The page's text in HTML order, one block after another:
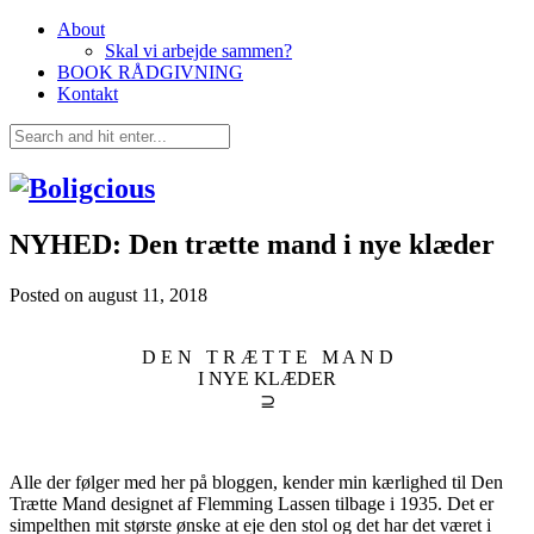
About
Skal vi arbejde sammen?
BOOK RÅDGIVNING
Kontakt
NYHED: Den trætte mand i nye klæder
Posted on august 11, 2018
D E N T R Æ T T E M A N D
I NYE KLÆDER
⊇
Alle der følger med her på bloggen, kender min kærlighed til Den
Trætte Mand designet af Flemming Lassen tilbage i 1935. Det er
simpelthen mit største ønske at eje den stol og det har det været i